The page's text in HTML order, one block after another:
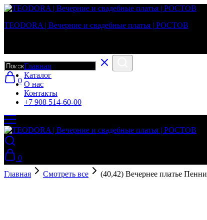
TEODORA | Вечерние и свадебные платья | РОСТОВ
0
Главная
Каталог
О нас
Контакты
+7 908 514-60-00
0
Главная
Смотреть все (40,42) Вечернее платье Пенни